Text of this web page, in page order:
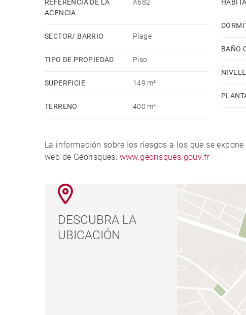
REFERENCIA DE LA
AGENCIA
A682
SECTOR/ BARRIO Plage
TIPO DE PROPIEDAD Piso
SUPERFICIE 149 m²
TERRENO 400 m²
BAÑO
La información sobre los riesgos a los que se
web de Géorisques: www.georisques.gouv.fr
DESCUBRA LA
UBICACIÓN